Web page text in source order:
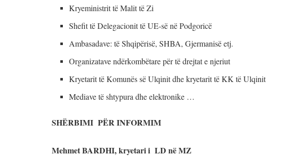
Kryeministrit të Malit të Zi
Shefit të Delegacionit të UE-së në Podgoricë
Ambasadave: të Shqipërisë, SHBA, Gjermanisë etj.
Organizatave ndërkombëtare për të drejtat e njeriut
Kryetarit të Komunës së Ulqinit dhe kryetarit të KK të Ulqinit
Mediave të shtypura dhe elektronike …
SHËRBIMI PËR INFORMIM
Mehmet BARDHI, kryetari i LD në MZ